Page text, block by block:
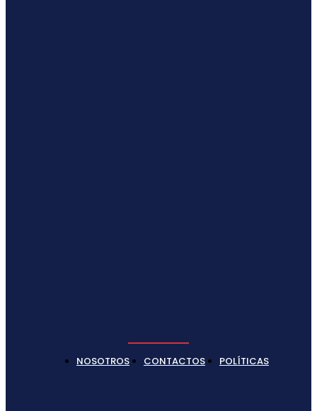
NOSOTROS CONTACTOS POLÍTICAS